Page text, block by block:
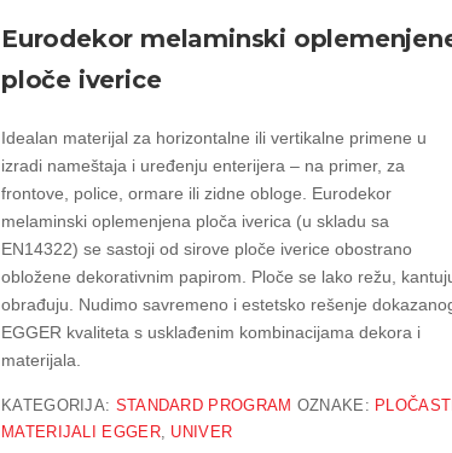
Eurodekor melaminski
ploče iverice
Idealan materijal za horizontalne ili vertikalne primene u
izradi nameštaja i uređenju enterijera – na primer, za
frontove, police, ormare ili zidne obloge. Eurodekor
melaminski oplemenjena ploča iverica (u skladu sa
EN14322) se sastoji od sirove ploče iverice obostrano
obložene dekorativnim papirom. Ploče se lako režu,
obrađuju. Nudimo savremeno i estetsko rešenje
EGGER kvaliteta s usklađenim kombinacijama dekora i
materijala.
KATEGORIJA: STANDARD PROGRAM OZNAKE: PLOČASTI
MATERIJALI EGGER, UNIVER